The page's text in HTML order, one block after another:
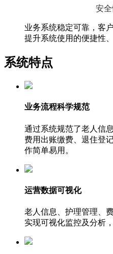
安
业务系统稳定可靠，客
提升系统使用的便捷性、
系统特点
业务流程科学规范
通过系统规范了老人信
费用出账缴费、退住登
作简单易用。
运营数据可视化
老人信息、护理管理、
实现可视化监控及分析